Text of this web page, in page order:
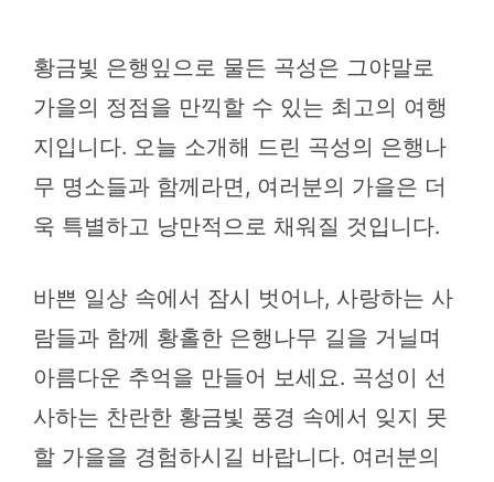
황금빛 은행잎으로 물든 곡성은 그야말로
가을의 정점을 만끽할 수 있는 최고의 여행
지입니다. 오늘 소개해 드린 곡성의 은행나
무 명소들과 함께라면, 여러분의 가을은 더
욱 특별하고 낭만적으로 채워질 것입니다.
바쁜 일상 속에서 잠시 벗어나, 사랑하는 사
람들과 함께 황홀한 은행나무 길을 거닐며
아름다운 추억을 만들어 보세요. 곡성이 선
사하는 찬란한 황금빛 풍경 속에서 잊지 못
할 가을을 경험하시길 바랍니다. 여러분의